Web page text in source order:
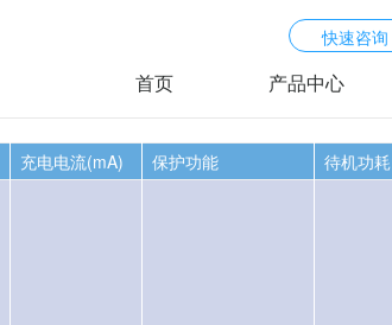
快速咨询
首页
产品中心
充电电流(mA) 保护功能 待机功耗